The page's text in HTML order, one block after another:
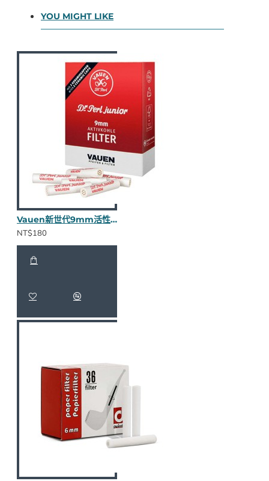
YOU MIGHT LIKE
Vauen新世代9mm活性碳濾心40入
NT$180